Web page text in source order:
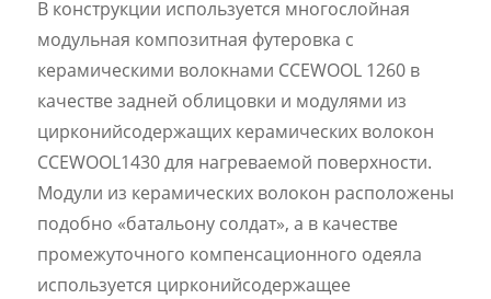
В конструкции используется многослойная
модульная композитная футеровка с
керамическими волокнами CCEWOOL 1260 в
качестве задней облицовки и модулями из
цирконийсодержащих керамических волокон
CCEWOOL1430 для нагреваемой поверхности.
Модули из керамических волокон расположены
подобно «батальону солдат», а в качестве
промежуточного компенсационного одеяла
используется цирконийсодержащее